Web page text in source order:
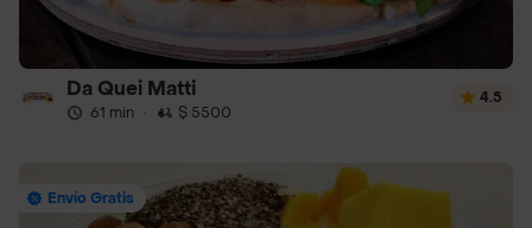
Da Quei Matti
61 min · $ 5500
4.5
Envío Gratis